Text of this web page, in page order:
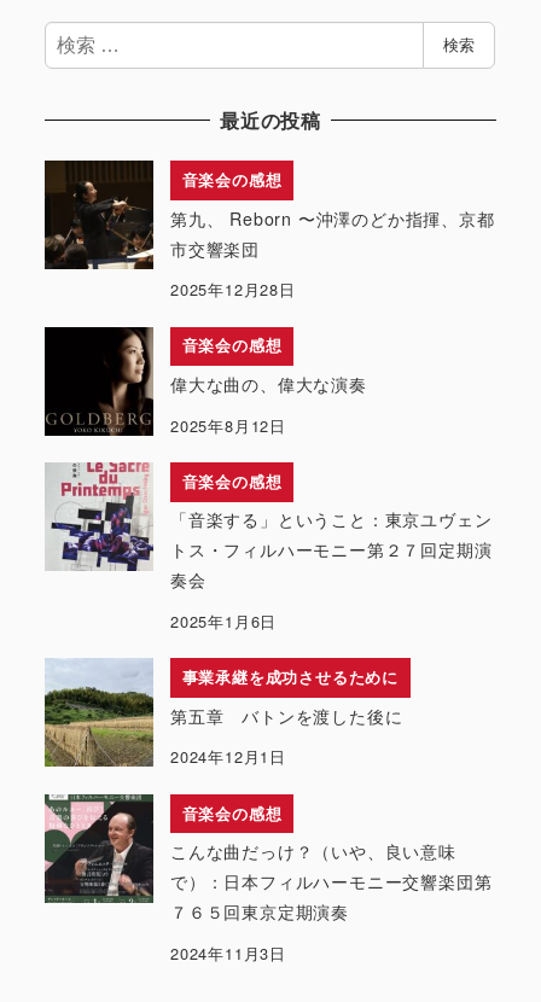
検
索
検索
最近の投稿
音楽会の感想
第九、 Reborn 〜沖澤のどか指揮、京都
市交響楽団
2025年12月28日
音楽会の感想
偉大な曲の、偉大な演奏
2025年8月12日
音楽会の感想
「音楽する」ということ：東京ユヴェン
トス・フィルハーモニー第２７回定期演
奏会
2025年1月6日
事業承継を成功させるために
第五章 バトンを渡した後に
2024年12月1日
音楽会の感想
こんな曲だっけ？（いや、良い意味
で）：日本フィルハーモニー交響楽団第
７６５回東京定期演奏
2024年11月3日